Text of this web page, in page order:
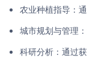
农业种植指导：
城市规划与管理
科研分析：通过